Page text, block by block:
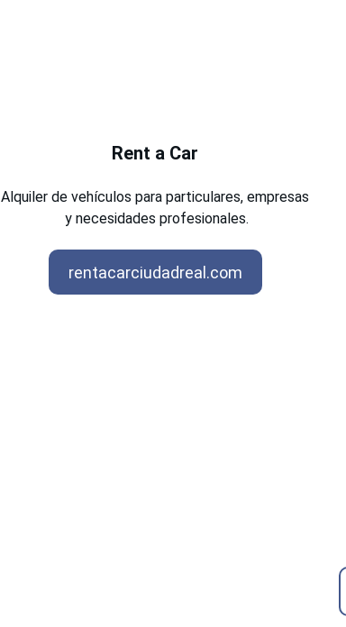
Rent a Car
Alquiler de vehículos para particulares, empresas
y necesidades profesionales.
rentacarciudadreal.com